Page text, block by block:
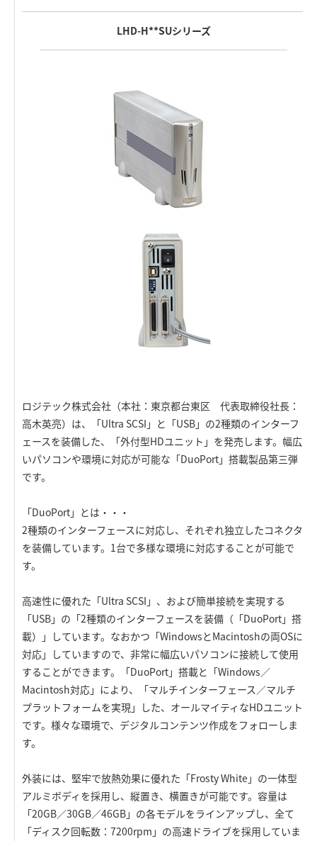
LHD-H**SUシリーズ
ロジテック株式会社（本社：東京都台東区 代表取締役社長：
高木英亮）は、「Ultra SCSI」と「USB」の2種類のインターフ
ェースを装備した、「外付型HDユニット」を発売します。幅広
いパソコンや環境に対応が可能な「DuoPort」搭載製品第三弾
です。
「DuoPort」とは・・・
2種類のインターフェースに対応し、それぞれ独立したコネクタ
を装備しています。1台で多様な環境に対応することが可能で
す。
高速性に優れた「Ultra SCSI」、および簡単接続を実現する
「USB」の「2種類のインターフェースを装備（「DuoPort」搭
載）」しています。なおかつ「WindowsとMacintoshの両OSに
対応」していますので、非常に幅広いパソコンに接続して使用
することができます。「DuoPort」搭載と「Windows／
Macintosh対応」により、「マルチインターフェース／マルチ
プラットフォームを実現」した、オールマイティなHDユニット
です。様々な環境で、デジタルコンテンツ作成をフォローしま
す。
外装には、堅牢で放熱効果に優れた「Frosty White」の一体型
アルミボディを採用し、縦置き、横置きが可能です。容量は
「20GB／30GB／46GB」の各モデルをラインアップし、全て
「ディスク回転数：7200rpm」の高速ドライブを採用していま